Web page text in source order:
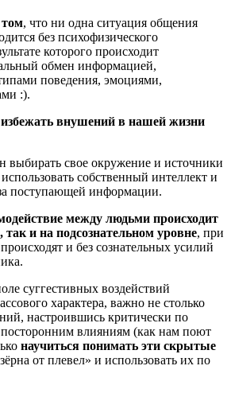
том, что ни одна ситуация общения
без психофизического
которого происходит
обмен информацией,
поведения, эмоциями,
:).
внушений в нашей жизни
выбирать свое окружение и источники
собственный интеллект и
поступающей информации.
между людьми происходит
так и на подсознательном уровне, при
и без сознательных усилий
суггестивных воздействий
характера, важно не столько
настроившись критически по
влияниям (как нам поют
научиться понимать эти скрытые
от плевел» и использовать их по